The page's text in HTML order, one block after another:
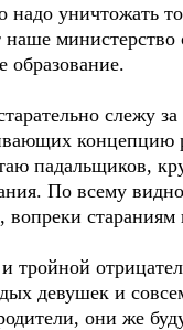
надо уничтожать
министерство
образование.
слежу
концепцию
падальщиков,
По всему
стараниям
тройной
девушек и
они же